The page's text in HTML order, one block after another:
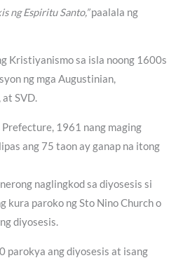
ng Espiritu Santo,”paalala ng
Kristiyanismo sa isla noong 1600s
ng mga Augustinian,
at SVD.
1961 nang maging
ang 75 taon ay ganap na itong
naglingkod sa diyosesis si
kura paroko ng Sto Nino Church o
diyosesis.
parokya ang diyosesis at isang